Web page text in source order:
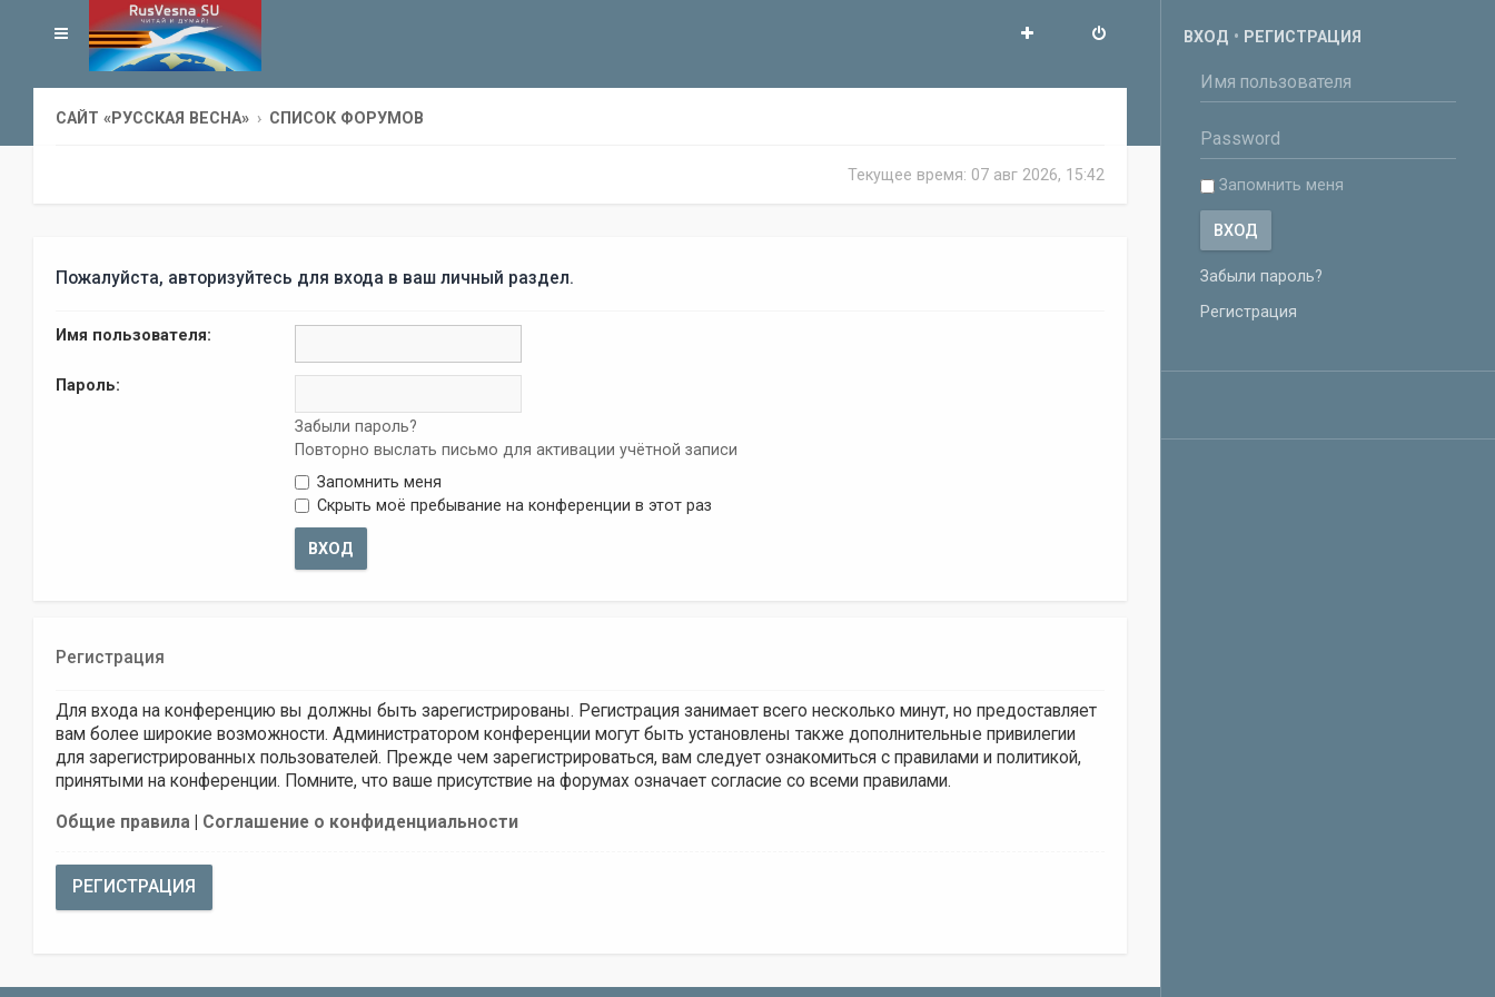
САЙТ «РУССКАЯ ВЕСНА» СПИСОК ФОРУМОВ
Текущее время: 07 авг 2026, 15:42
Пожалуйста, авторизуйтесь для входа в ваш личный раздел.
Имя пользователя:
Пароль:
Забыли пароль?
Повторно выслать письмо для активации учётной записи
Запомнить меня
Скрыть моё пребывание на конференции в этот раз
Регистрация
Для входа на конференцию вы должны быть зарегистрированы. Регистрация занимает всего несколько минут, но предоставляет
вам более широкие возможности. Администратором конференции могут быть установлены также дополнительные привилегии
для зарегистрированных пользователей. Прежде чем зарегистрироваться, вам следует ознакомиться с правилами и политикой,
принятыми на конференции. Помните, что ваше присутствие на форумах означает согласие со всеми правилами.
Общие правила Соглашение о конфиденциальности
РЕГИСТРАЦИЯ
ВХОД • РЕГИСТРАЦИЯ
Запомнить меня
Забыли пароль?
Регистрация